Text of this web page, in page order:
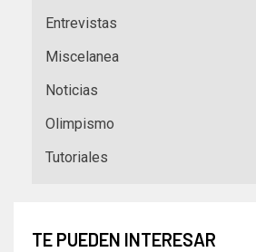
Entrevistas
Miscelanea
Noticias
Olimpismo
Tutoriales
TE PUEDEN INTERESAR